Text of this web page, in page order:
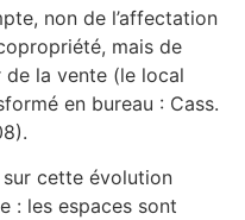
non de l’affectation
mais de
de la vente (le local
en bureau : Cass.
sur cette évolution
: les espaces sont